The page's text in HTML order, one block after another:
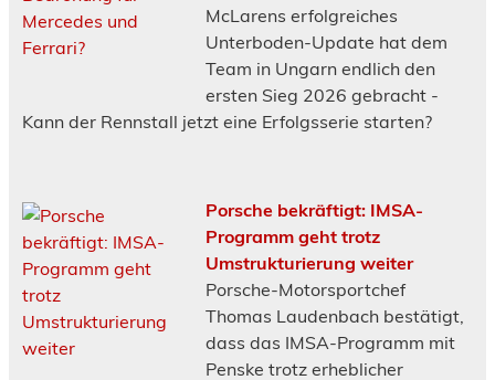
McLarens erfolgreiches
Unterboden-Update hat dem
Team in Ungarn endlich den
ersten Sieg 2026 gebracht -
Kann der Rennstall jetzt eine Erfolgsserie starten?
Porsche bekräftigt: IMSA-
Programm geht trotz
Umstrukturierung weiter
Porsche-Motorsportchef
Thomas Laudenbach bestätigt,
dass das IMSA-Programm mit
Penske trotz erheblicher